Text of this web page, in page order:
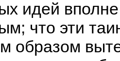
идей вполне
что эти
образом